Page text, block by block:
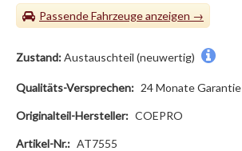
Passende Fahrzeuge
Zustand:Austauschteil (neuwertig)
Qualitäts-Versprechen: 24 Monate Garantie
Originalteil-Hersteller: COEPRO
Artikel-Nr.: AT7555